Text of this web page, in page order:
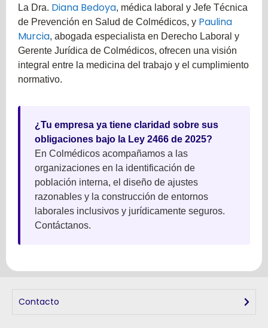
La Dra. Diana Bedoya, médica laboral y Jefe Técnica
de Prevención en Salud de Colmédicos, y Paulina
Murcia, abogada especialista en Derecho Laboral y
Gerente Jurídica de Colmédicos, ofrecen una visión
integral entre la medicina del trabajo y el cumplimiento
normativo.
¿Tu empresa ya tiene claridad sobre sus
obligaciones bajo la Ley 2466 de 2025?
En Colmédicos acompañamos a las
organizaciones en la identificación de
población interna, el diseño de ajustes
razonables y la construcción de entornos
laborales inclusivos y jurídicamente seguros.
Contáctanos.
Contacto